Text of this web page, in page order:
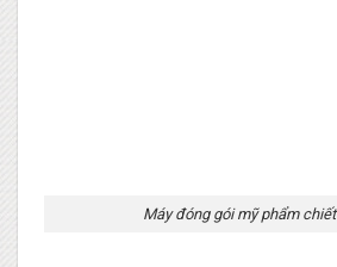
Máy đóng gói mỹ phẩm